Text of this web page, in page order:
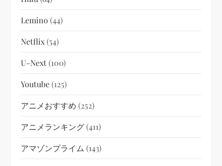
Lemino (44)
Netflix(54)
U-Next(100)
Youtube(125)
アニメおすすめ (252)
アニメランキング(411)
アマゾンプライム (143)